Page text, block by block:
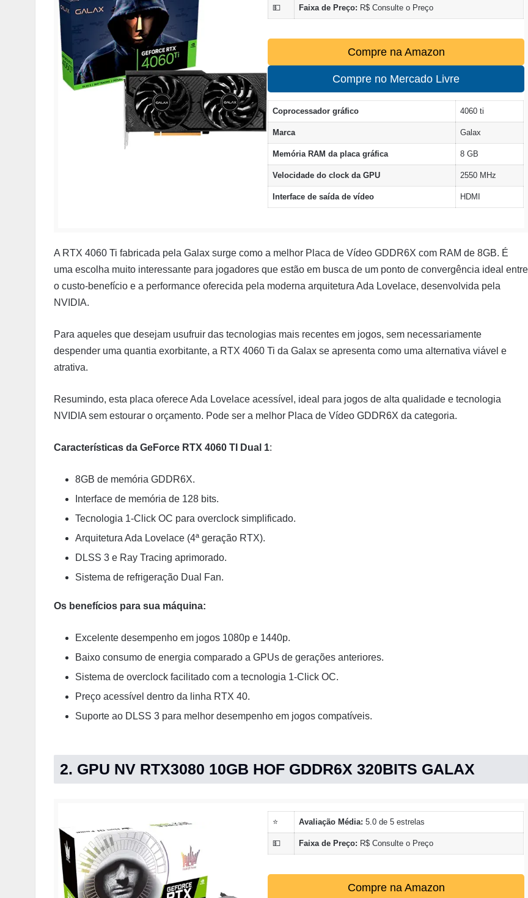
💵 Faixa de Preço: R$ Consulte o Preço
Compre na Amazon
Compre no Mercado Livre
Coprocessador gráfico 4060 ti
Marca Galax
Memória RAM da placa gráfica 8 GB
Velocidade do clock da GPU 2550 MHz
Interface de saída de vídeo HDMI
A RTX 4060 Ti fabricada pela Galax surge como a melhor Placa de Vídeo GDDR6X com RAM de 8GB. É
uma escolha muito interessante para jogadores que estão em busca de um ponto de convergência ideal entre
o custo-benefício e a performance oferecida pela moderna arquitetura Ada Lovelace, desenvolvida pela
NVIDIA.
Para aqueles que desejam usufruir das tecnologias mais recentes em jogos, sem necessariamente
despender uma quantia exorbitante, a RTX 4060 Ti da Galax se apresenta como uma alternativa viável e
atrativa.
Resumindo, esta placa oferece Ada Lovelace acessível, ideal para jogos de alta qualidade e tecnologia
NVIDIA sem estourar o orçamento. Pode ser a melhor Placa de Vídeo GDDR6X da categoria.
Características da GeForce RTX 4060 TI Dual 1:
8GB de memória GDDR6X.
Interface de memória de 128 bits.
Tecnologia 1-Click OC para overclock simplificado.
Arquitetura Ada Lovelace (4ª geração RTX).
DLSS 3 e Ray Tracing aprimorado.
Sistema de refrigeração Dual Fan.
Os benefícios para sua máquina:
Excelente desempenho em jogos 1080p e 1440p.
Baixo consumo de energia comparado a GPUs de gerações anteriores.
Sistema de overclock facilitado com a tecnologia 1-Click OC.
Preço acessível dentro da linha RTX 40.
Suporte ao DLSS 3 para melhor desempenho em jogos compatíveis.
2. GPU NV RTX3080 10GB HOF GDDR6X 320BITS GALAX
⭐ Avaliação Média: 5.0 de 5 estrelas
💵 Faixa de Preço: R$ Consulte o Preço
Compre na Amazon